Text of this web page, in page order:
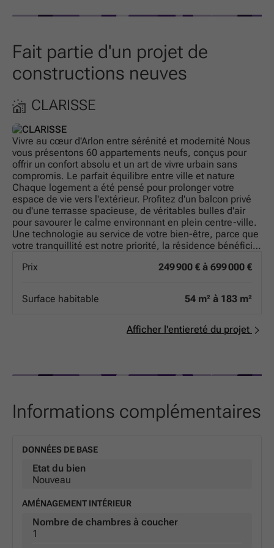
Fait partie d'un projet de
constructions neuves
CLARISSE
Vivre au cœur d'Arlon entre sérénité et modernité Nous
vous présentons 60 appartements neufs, conçus pour
offrir un confort absolu et un art de vivre urbain sans
compromis. Le parfait équilibre entre ville et nature
Chaque logement a été pensé pour prolonger votre
espace de vie vers l'extérieur. Profitez d'un balcon privé
ou d'une terrasse spacieuse, de véritables bulles d'air
pour savourer le calme environnant en plein centre-ville.
Une technologie au service de votre bien-être, parce que
votre tranquillité est notre priorité, la résidence bénéficie
de haute performance : pour un intérieur douillet en
Isolation phonique de pointe : pour vous garantir un
cocon de silence, loin de l'agitation urbaine. Que vous
allient esthétique contemporaine et durabilité au cœur
de l'une des villes les plus dynamiques de la région. Ne
Prix 249 900 € à 699 000 €
Surface habitable 54 m² à 183 m²
Afficher l'entiereté du projet
Informations complémentaires
DONNÉES DE BASE
Etat du bien
Nouveau
AMÉNAGEMENT INTÉRIEUR
Nombre de chambres à coucher
1